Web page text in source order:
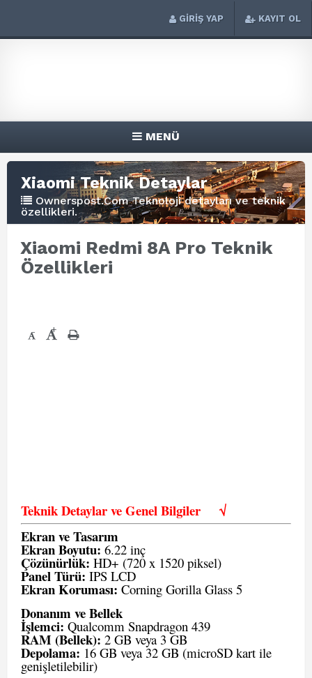
GİRİŞ YAP KAYIT OL
MENÜ
Xiaomi Teknik Detaylar
Ownerspost.Com Teknoloji detayları ve teknik
özellikleri.
Xiaomi Redmi 8A Pro Teknik
Özellikleri
- +
Teknik Detaylar ve Genel Bilgiler√
Ekran ve Tasarım
Ekran Boyutu: 6.22 inç
Çözünürlük: HD+ (720 x 1520 piksel)
Panel Türü: IPS LCD
Ekran Koruması: Corning Gorilla Glass 5
Donanım ve Bellek
İşlemci: Qualcomm Snapdragon 439
RAM (Bellek): 2 GB veya 3 GB
Depolama: 16 GB veya 32 GB (microSD kart ile
genişletilebilir)